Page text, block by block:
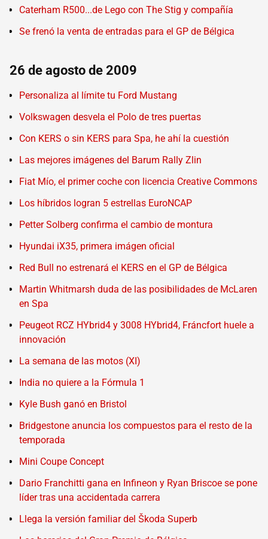
Caterham R500...de Lego con The Stig y compañía
Se frenó la venta de entradas para el GP de Bélgica
26 de agosto de 2009
Personaliza al límite tu Ford Mustang
Volkswagen desvela el Polo de tres puertas
Con KERS o sin KERS para Spa, he ahí la cuestión
Las mejores imágenes del Barum Rally Zlin
Fiat Mío, el primer coche con licencia Creative Commons
Los híbridos logran 5 estrellas EuroNCAP
Petter Solberg confirma el cambio de montura
Hyundai iX35, primera imágen oficial
Red Bull no estrenará el KERS en el GP de Bélgica
Martin Whitmarsh duda de las posibilidades de McLaren
en Spa
Peugeot RCZ HYbrid4 y 3008 HYbrid4, Fráncfort huele a
innovación
La semana de las motos (XI)
India no quiere a la Fórmula 1
Kyle Bush ganó en Bristol
Bridgestone anuncia los compuestos para el resto de la
temporada
Mini Coupe Concept
Dario Franchitti gana en Infineon y Ryan Briscoe se pone
líder tras una accidentada carrera
Llega la versión familiar del Škoda Superb